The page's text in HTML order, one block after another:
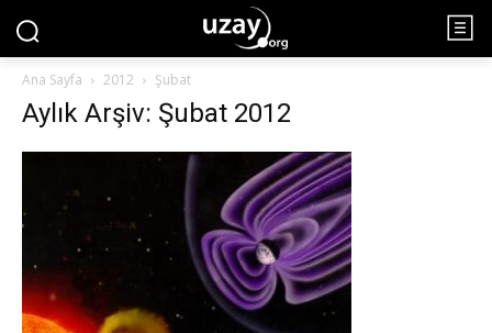
Ana Sayfa 2012 Şubat
Aylık Arşiv: Şubat 2012